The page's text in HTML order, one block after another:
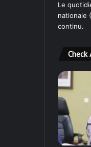
Le
nationale
continu.
Check